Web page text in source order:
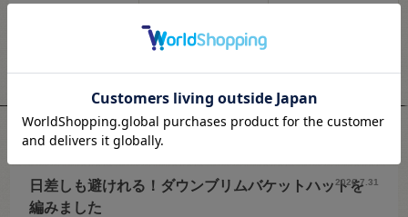
スタッフレビュー
2026.7.31
日差しも避けれる！ダウンブリムバケットハットを
編みました